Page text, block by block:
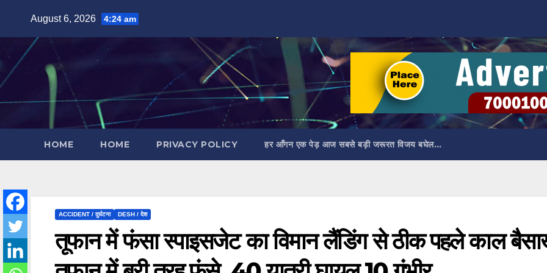
content
August 6, 2026 4:24 am
HOME HOME PRIVACY POLICY हर आँगन एक पेड़ आज सबसे बड़ी जरूरत विजय बघेल…
ACCIDENT / दुर्घटना DESH / देश
तूफान में फंसा स्पाइसजेट का विमान लैंडिंग से ठीक पहले काल